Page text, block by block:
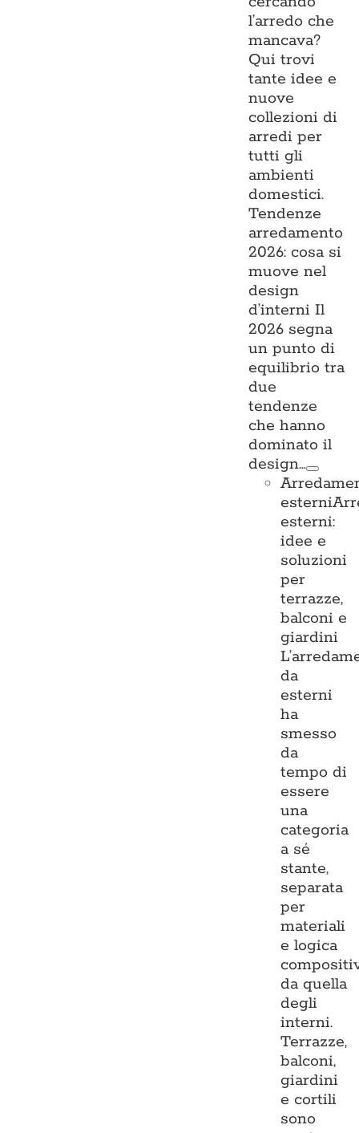
l’arredo che
mancava?
Qui trovi
tante idee e
nuove
collezioni di
arredi per
tutti gli
ambienti
domestici.
Tendenze
arredamento
2026: cosa si
muove nel
design
d’interni Il
2026 segna
un punto di
equilibrio tra
due
tendenze
che hanno
dominato il
design…
esterni
esterni:
idee e
soluzioni
per
terrazze,
balconi e
giardini
da
esterni
ha
smesso
da
tempo di
essere
una
categoria
a sé
stante,
separata
per
materiali
e logica
da quella
degli
interni.
Terrazze,
balconi,
giardini
e cortili
sono